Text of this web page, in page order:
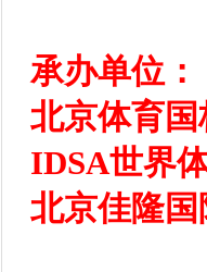
承办单位：
北京体育
IDSA世界
北京佳隆